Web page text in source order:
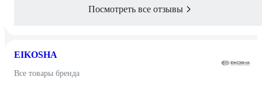
Посмотреть все отзывы
EIKOSHA
Все товары бренда